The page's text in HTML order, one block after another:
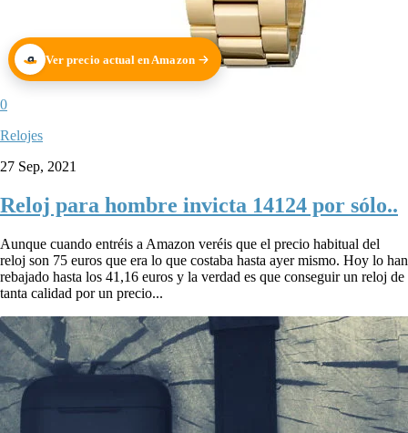
Ver precio actual en Amazon
0
Relojes
27 Sep, 2021
Reloj para hombre invicta 14124 por sólo..
Aunque cuando entréis a Amazon veréis que el precio habitual del
reloj son 75 euros que era lo que costaba hasta ayer mismo. Hoy lo han
rebajado hasta los 41,16 euros y la verdad es que conseguir un reloj de
tanta calidad por un precio...